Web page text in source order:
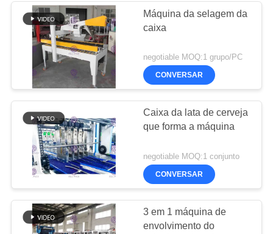
Máquina da selagem da
caixa
negotiable MOQ:1 grupo/PC
CONVERSAR
Caixa da lata de cerveja
que forma a máquina
negotiable MOQ:1 conjunto
CONVERSAR
3 em 1 máquina de
envolvimento do